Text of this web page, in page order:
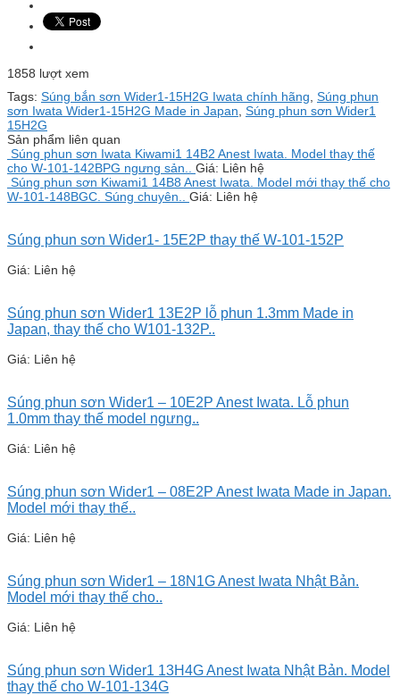
1858 lượt xem
Tags: Súng bắn sơn Wider1-15H2G Iwata chính hãng Súng phun
sơn Iwata Wider1-15H2G Made in Japan Súng phun sơn Wider1
15H2G
Sản phẩm liên quan
Súng phun sơn Iwata Kiwami1 14B2 Anest Iwata. Model thay thế
cho W-101-142BPG ngưng sản.. Giá: Liên hệ
Súng phun sơn Kiwami1 14B8 Anest Iwata. Model mới thay thế cho
W-101-148BGC. Súng chuyên.. Giá: Liên hệ
Súng phun sơn Wider1- 15E2P thay thế W-101-152P
Giá: Liên hệ
Súng phun sơn Wider1 13E2P lỗ phun 1.3mm Made in
Japan, thay thế cho W101-132P..
Giá: Liên hệ
Súng phun sơn Wider1 – 10E2P Anest Iwata. Lỗ phun
1.0mm thay thế model ngưng..
Giá: Liên hệ
Súng phun sơn Wider1 – 08E2P Anest Iwata Made in Japan.
Model mới thay thế..
Giá: Liên hệ
Súng phun sơn Wider1 – 18N1G Anest Iwata Nhật Bản.
Model mới thay thế cho..
Giá: Liên hệ
Súng phun sơn Wider1 13H4G Anest Iwata Nhật Bản. Model
thay thế cho W-101-134G